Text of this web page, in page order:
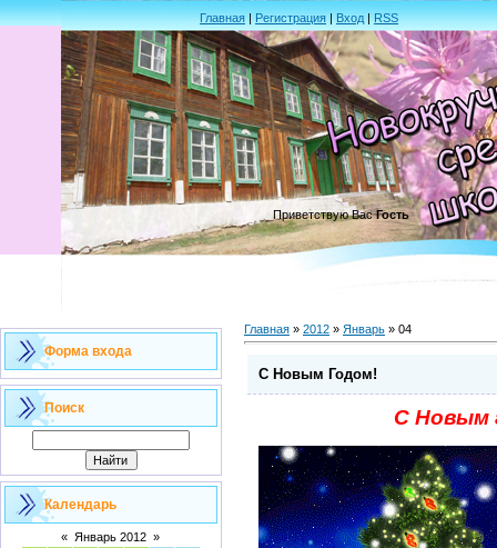
Главная|Регистрация|Вход|RSS
Приветствую Вас Гость
Форма входа
Поиск
Календарь
« Январь 2012 »
Главная » 2012 » Январь » 04
С Новым Годом!
C Новым